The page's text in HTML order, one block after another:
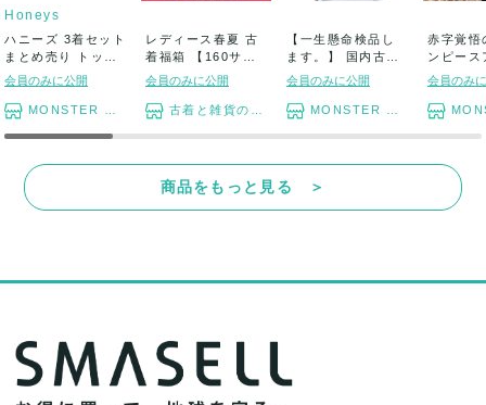
Honeys
ハニーズ 3着セット
まとめ売り トップ
ス ボトム...
会員のみに公開
MONSTER TYM
レディース春夏 古
着福箱 【160サイ
ズ段ボール】...
会員のみに公開
古着と雑貨のスタート
【一生懸命検品し
ます。】 国内古着
アソートセット ...
会員のみに公開
MONSTER TYM
赤字覚悟
ンピース
セット
会員のみ
商品をもっと見る ＞